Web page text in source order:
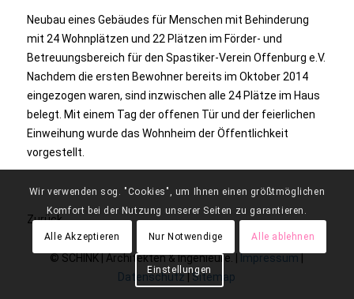
Neubau eines Gebäudes für Menschen mit Behinderung
mit 24 Wohnplätzen und 22 Plätzen im Förder- und
Betreuungsbereich für den Spastiker-Verein Offenburg e.V.
Nachdem die ersten Bewohner bereits im Oktober 2014
eingezogen waren, sind inzwischen alle 24 Plätze im Haus
belegt. Mit einem Tag der offenen Tür und der feierlichen
Einweihung wurde das Wohnheim der Öffentlichkeit
vorgestellt.
Zurück
© SCHINK | Architekten & Ingenieure. | Impressum
Datenschutz|Sitemap
Wir verwenden sog. "Cookies", um Ihnen einen größtmöglichen
Komfort bei der Nutzung unserer Seiten zu garantieren.
Alle Akzeptieren Nur Notwendige Alle ablehnen
Einstellungen